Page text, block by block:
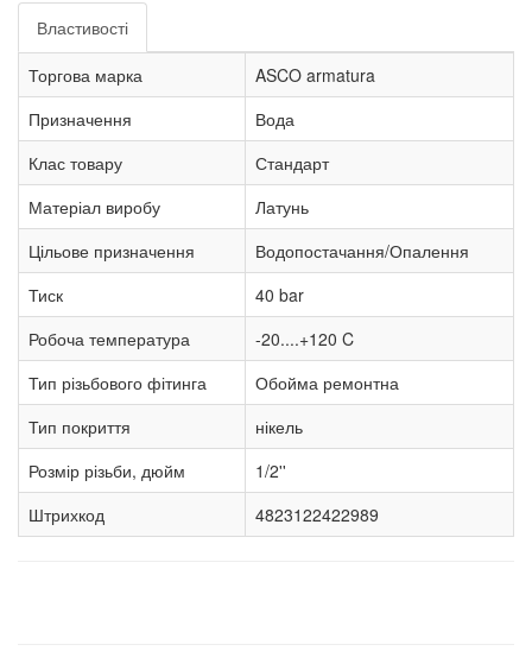
Властивості
Торгова марка
ASCO armatura
Призначення
Вода
Клас товару
Стандарт
Матеріал виробу
Латунь
Цільове призначення
Водопостачання/Опалення
Тиск
40 bar
Робоча температура
-20....+120 C
Тип різьбового фітинга
Обойма ремонтна
Тип покриття
нікель
Розмір різьби, дюйм
1/2''
Штрихкод
4823122422989